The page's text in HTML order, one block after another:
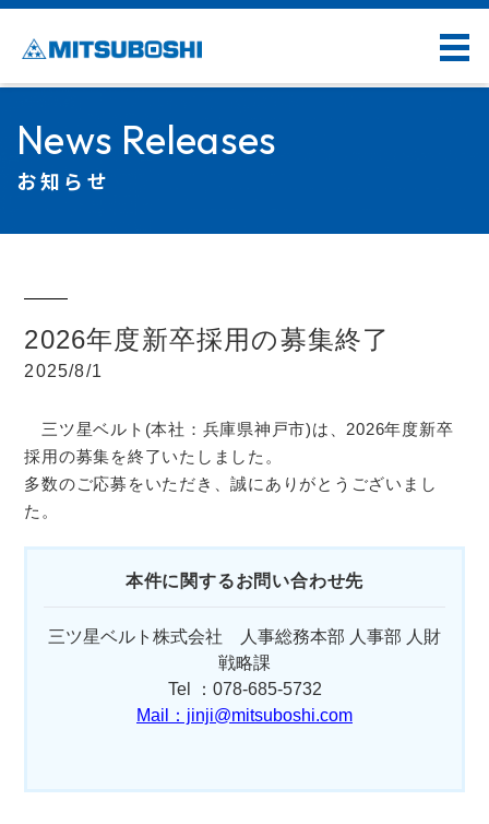
News Releases
お知らせ
2026年度新卒採用の募集終了
2025/8/1
三ツ星ベルト(本社：兵庫県神戸市)は、2026年度新卒
採用の募集を終了いたしました。
多数のご応募をいただき、誠にありがとうございまし
た。
本件に関するお問い合わせ先
三ツ星ベルト株式会社 人事総務本部 人事部 人財
戦略課
Tel ：078-685-5732
Mail：jinji@mitsuboshi.com